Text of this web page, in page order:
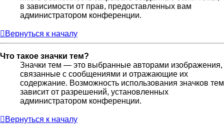
в зависимости от прав, предоставленных вам
администратором конференции.
Вернуться к началу
Что такое значки тем?
Значки тем — это выбранные авторами изображения,
связанные с сообщениями и отражающие их
содержание. Возможность использования значков тем
зависит от разрешений, установленных
администратором конференции.
Вернуться к началу